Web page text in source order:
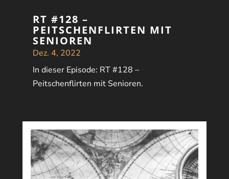
RT #128 –
PEITSCHENFLIRTEN MIT
SENIOREN
Dez. 4, 2022
In dieser Episode: RT #128 –
Peitschenflirten mit Senioren.